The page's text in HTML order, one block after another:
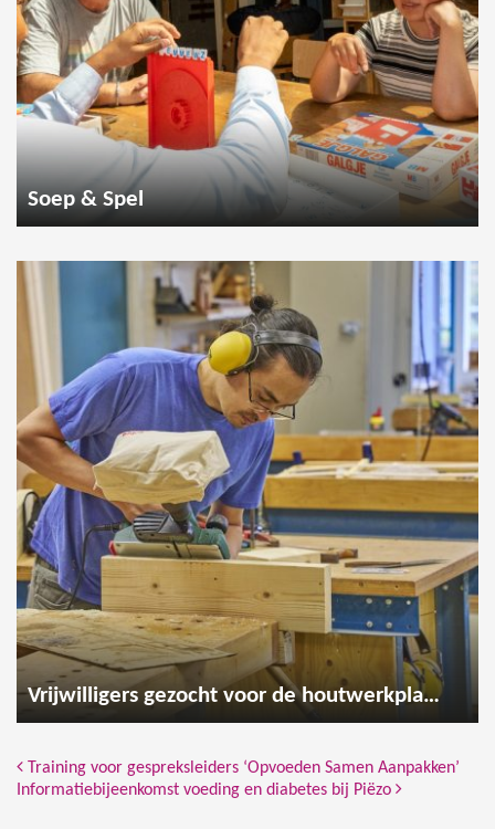
Soep & Spel
Vrijwilligers gezocht voor de houtwerkplaats
Bericht Navigatie
Training voor gespreksleiders ‘Opvoeden Samen Aanpakken’
Informatiebijeenkomst voeding en diabetes bij Piëzo